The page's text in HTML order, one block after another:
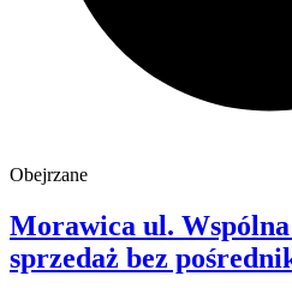
Obejrzane
Morawica ul. Wspólna
sprzedaż bez